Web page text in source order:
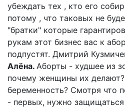
убеждать тех , кто его
потому , что таковых не
"братки" которые
рукам этот бизнес вас к
подпустят. Дмитрий
Алёна. Аборты - худшее из
почему женщины их
беременность? Смотря что
- первых, нужно